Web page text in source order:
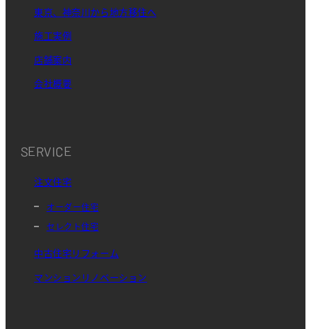
東京、神奈川から地方移住へ
施工実例
店舗案内
会社概要
SERVICE
注文住宅
オーダー住宅
セレクト住宅
中古住宅リフォーム
マンションリノベーション